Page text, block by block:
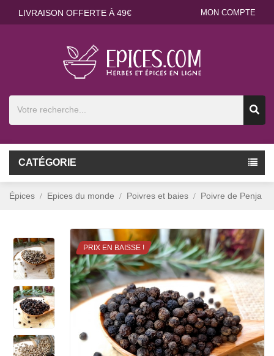
LIVRAISON OFFERTE À 49€ MON COMPTE
CATÉGORIE
Épices Epices du monde Poivres et baies Poivre de Penja
PRIX EN BAISSE !